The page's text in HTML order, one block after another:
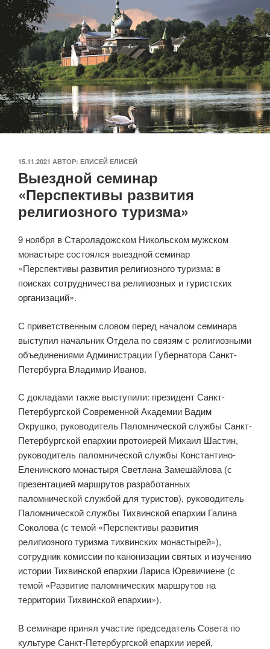
ОПУБЛИКОВАНО
15.11.2021 АВТОР: ЕЛИСЕЙ ЕЛИСЕЙ
Выездной семинар
«Перспективы развития
религиозного туризма»
9 ноября в Староладожском Никольском мужском
монастыре состоялся выездной семинар
«Перспективы развития религиозного туризма: в
поисках сотрудничества религиозных и туристских
организаций».
С приветственным словом перед началом семинара
выступил начальник Отдела по связям с религиозными
объединениями Администрации Губернатора Санкт-
Петербурга Владимир Иванов.
С докладами также выступили: президент Санкт-
Петербургской Современной Академии Вадим
Окрушко, руководитель Паломнической службы Санкт-
Петербургской епархии протоиерей Михаил Шастин,
руководитель паломнической службы Константино-
Еленинского монастыря Светлана Замешайлова (с
презентацией маршрутов разработанных
паломнической службой для туристов), руководитель
Паломнической службы Тихвинской епархии Галина
Соколова (с темой «Перспективы развития
религиозного туризма тихвинских монастырей»),
сотрудник комиссии по канонизации святых и изучению
истории Тихвинской епархии Лариса Юревичиене (с
темой «Развитие паломнических маршрутов на
территории Тихвинской епархии»).
В семинаре принял участие председатель Совета по
культуре Санкт-Петербургской епархии иерей,